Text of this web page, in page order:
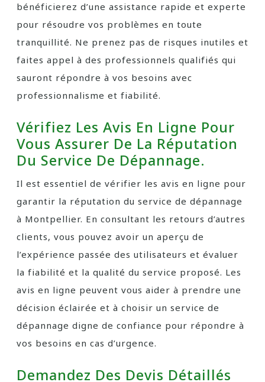
bénéficierez d’une assistance rapide et experte
pour résoudre vos problèmes en toute
tranquillité. Ne prenez pas de risques inutiles et
faites appel à des professionnels qualifiés qui
sauront répondre à vos besoins avec
professionnalisme et fiabilité.
Vérifiez Les Avis En Ligne Pour
Vous Assurer De La Réputation
Du Service De Dépannage.
Il est essentiel de vérifier les avis en ligne pour
garantir la réputation du service de dépannage
à Montpellier. En consultant les retours d’autres
clients, vous pouvez avoir un aperçu de
l’expérience passée des utilisateurs et évaluer
la fiabilité et la qualité du service proposé. Les
avis en ligne peuvent vous aider à prendre une
décision éclairée et à choisir un service de
dépannage digne de confiance pour répondre à
vos besoins en cas d’urgence.
Demandez Des Devis Détaillés